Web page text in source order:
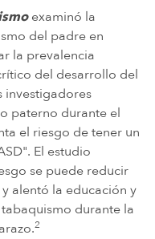
examinó la
del padre en
la prevalencia
del desarrollo del
investigadores
paterno durante el
el riesgo de tener un
El estudio
se puede reducir
alentó la educación y
durante la
2